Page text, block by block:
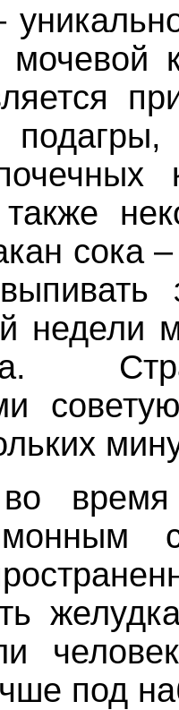
мочевой
подагры,
сока
недели
время
под